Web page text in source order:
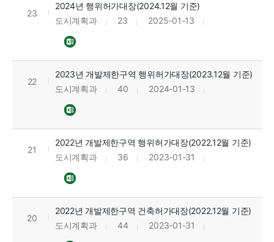
23
2024년 행위허가대장(2024.12월 기준)
도시계획과
23 2025-01-13
22
2023년 개발제한구역 행위허가대장(2023.12월 기준)
도시계획과
40 2024-01-13
21
2022년 개발제한구역 행위허가대장(2022.12월 기준)
도시계획과
36 2023-01-31
20
2022년 개발제한구역 건축허가대장(2022.12월 기준)
도시계획과
44 2023-01-31